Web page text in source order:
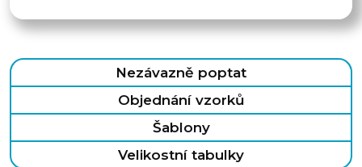
Nezávazně poptat
Objednání vzorků
Šablony
Velikostní tabulky